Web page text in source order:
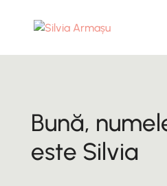
Bună,
este Silvia